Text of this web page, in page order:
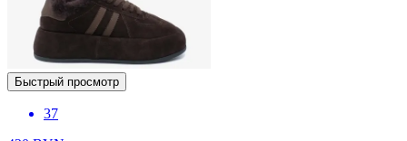
Быстрый просмотр
37